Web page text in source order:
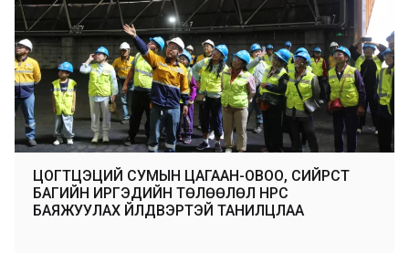
ЦОГТЦЭЦИЙ СУМЫН ЦАГААН-ОВОО, СИЙРСТ
БАГИЙН ИРГЭДИЙН ТӨЛӨӨЛӨЛ НҮҮРС
БАЯЖУУЛАХ ҮЙЛДВЭРТЭЙ ТАНИЛЦЛАА